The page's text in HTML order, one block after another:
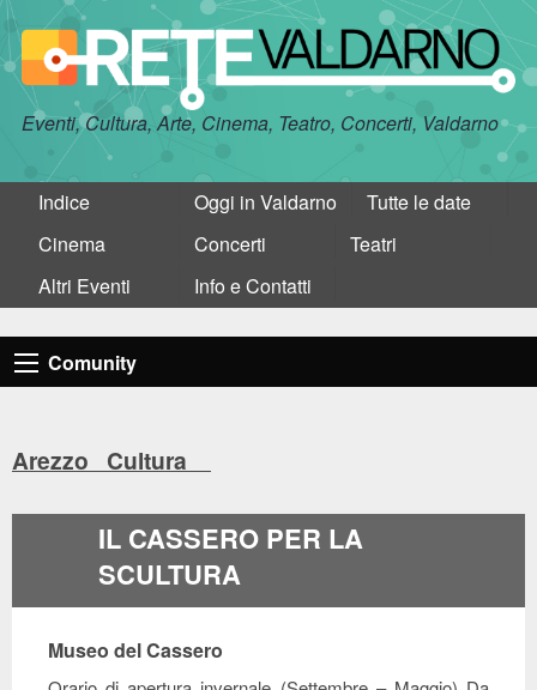
Eventi, Cultura, Arte, Cinema, Teatro, Concerti, Valdarno
Indice Oggi in Valdarno
Tutte le date
Cinema
Concerti
Teatri
Altri Eventi
Info e Contatti
Comunity
Arezzo Cultura
IL CASSERO PER LA
SCULTURA
Museo del Cassero